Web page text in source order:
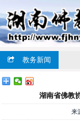
教务新闻
湖南省佛教
来